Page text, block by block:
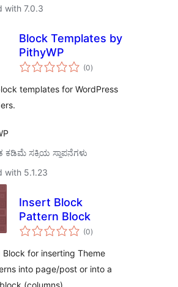
with 7.0.3
Block Templates by
PithyWP
(0total
ratings
)
templates for WordPress
ಕಡಿಮೆ ಸಕ್ರಿಯ ಸ್ಥಾಪನೆಗಳು
with 5.1.23
Insert Block
Pattern Block
(0total
ratings
)
Block for inserting Theme
into page/post or into a
(columns).